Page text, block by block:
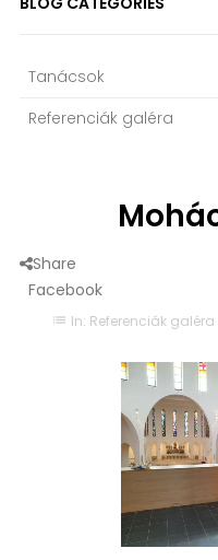
Tanácsok
Referenciák galéra
Share
Facebook
list In: Referenciák galéra